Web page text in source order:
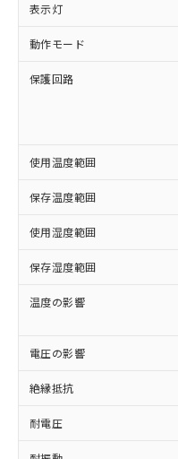
表示灯
動作モード
保護回路
使用温度範囲
保存温度範囲
使用湿度範囲
保存湿度範囲
温度の影響
電圧の影響
絶縁抵抗
耐電圧
ご利用条件
以下の条件をお
ご利用ください。
本サービ
商品の当
(税抜)を提
当社制御
本サービ
在庫状況
記載して
※1 対応状況
対応済み：
非含有に対応し
す。
対応予定：EU
有に対応した製
対応予定なし：
非含有に非対応
定はありません。
非含有の対応状
非該当品：ライ
害物質有無と関
仕入先様の事情
いたものが、含
むを得ず変更す
※1 中国
「○」：最大均質
基準値以下であ
「×」：最大均質
基準値を超えて
「－」：未確認
い合わせくださ
当社は、
為替およ
（以下｢規